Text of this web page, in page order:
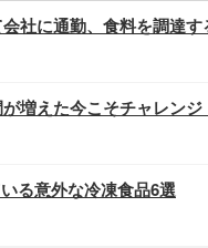
社に通勤、食料を調達
増えた今こそチャレン
る意外な冷凍食品6選